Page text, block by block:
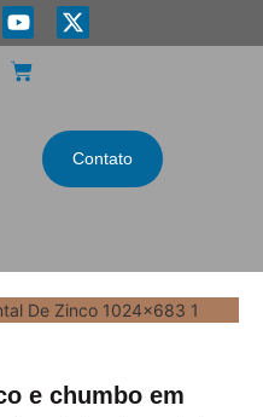
Contato
e chumbo em